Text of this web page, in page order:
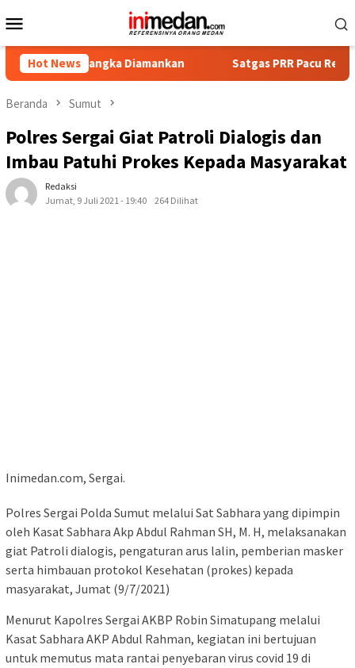
ke
Mobile
Hot NewsDiamankan Satgas PRR Pacu Realisasi
Beranda Sumut
Polres Sergai Giat Patroli Dialogis dan
Imbau Patuhi Prokes Kepada Masyarakat
Redaksi
Jumat, 9 Juli 2021 - 19:40
264 Dilihat
Inimedan.com, Sergai.
Polres Sergai Polda Sumut melalui Sat Sabhara yang dipimpin
oleh Kasat Sabhara Akp Abdul Rahman SH, M. H, melaksanakan
giat Patroli dialogis, pengaturan arus lalin, pemberian masker
serta himbauan protokol Kesehatan (prokes) kepada
masyarakat, Jumat (9/7/2021)
Menurut Kapolres Sergai AKBP Robin Simatupang melalui
Kasat Sabhara AKP Abdul Rahman, kegiatan ini bertujuan
untuk memutus mata rantai penyebaran virus covid 19 di